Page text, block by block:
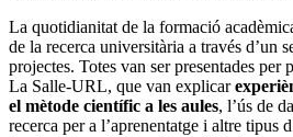
La quotidianitat de la formació
de la recerca universitària a través d’un
projectes. Totes van ser presentades per
La Salle-URL, que van explicar
el mètode científic a les aules, l’ús de
recerca per a l’aprenentatge i altre tipus